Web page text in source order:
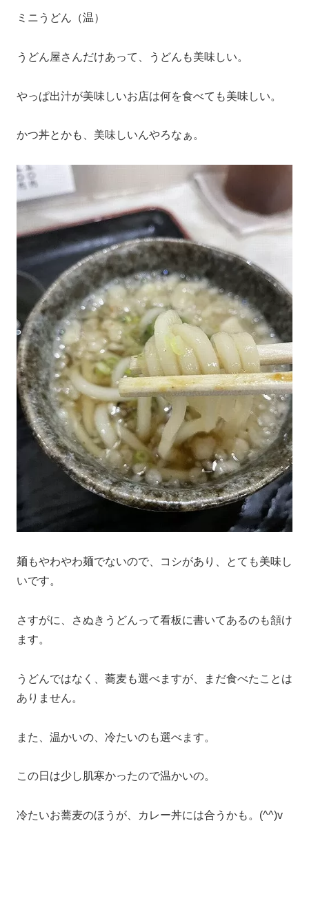
ミニうどん（温）
うどん屋さんだけあって、うどんも美味しい。
やっぱ出汁が美味しいお店は何を食べても美味しい。
かつ丼とかも、美味しいんやろなぁ。
麺もやわやわ麺でないので、コシがあり、とても美味し
いです。
さすがに、さぬきうどんって看板に書いてあるのも頷け
ます。
うどんではなく、蕎麦も選べますが、まだ食べたことは
ありません。
また、温かいの、冷たいのも選べます。
この日は少し肌寒かったので温かいの。
冷たいお蕎麦のほうが、カレー丼には合うかも。(^^)v